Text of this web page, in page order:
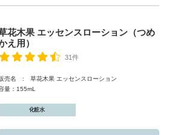
花木果 エッセンスローション（つめ
え用）
31件
売名 : 草花木果 エッセンスローション
量：155mL
化粧水